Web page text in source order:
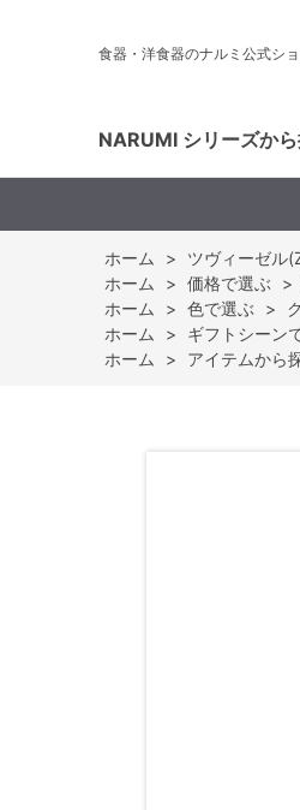
食器・洋食器のナルミ公式シ
NARUMI シリーズか
ホーム > ツヴィーゼル
ホーム
> 価格で選ぶ >
ホーム
> 色で選ぶ >
ホーム
> ギフトシーン
ホーム
> アイテムから